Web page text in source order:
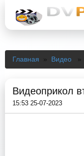
Главная » Видео »
Видеоприкол
15:53 25-07-2023